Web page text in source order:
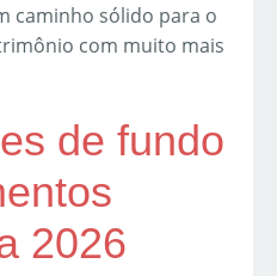
caminho sólido para o
com muito mais
de fundo
2026